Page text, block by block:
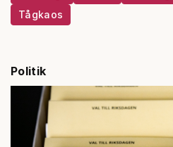
Tågkaos
Politik